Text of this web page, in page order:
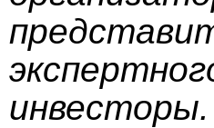
инвесторы.